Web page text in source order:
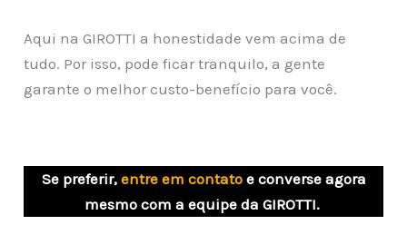
Aqui na GIROTTI a honestidade vem acima de
tudo. Por isso, pode ficar tranquilo, a gente
garante o melhor custo-benefício para você.
Se preferir, entre em contatoe converse agora
mesmo com a equipe da GIROTTI.